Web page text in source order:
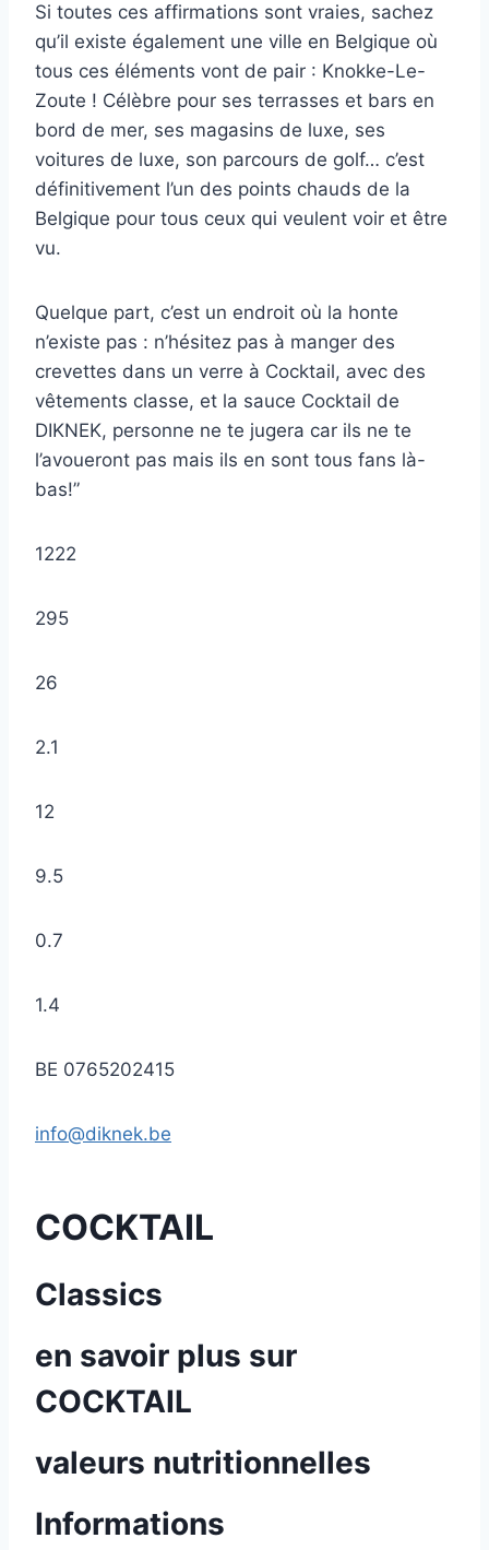
Si toutes ces affirmations sont vraies, sachez
qu’il existe également une ville en Belgique où
tous ces éléments vont de pair : Knokke-Le-
Zoute ! Célèbre pour ses terrasses et bars en
bord de mer, ses magasins de luxe, ses
voitures de luxe, son parcours de golf… c’est
définitivement l’un des points chauds de la
Belgique pour tous ceux qui veulent voir et être
vu.
Quelque part, c’est un endroit où la honte
n’existe pas : n’hésitez pas à manger des
crevettes dans un verre à Cocktail, avec des
vêtements classe, et la sauce Cocktail de
DIKNEK, personne ne te jugera car ils ne te
l’avoueront pas mais ils en sont tous fans là-
bas!”
1222
295
26
2.1
12
9.5
0.7
1.4
BE 0765202415
info@diknek.be
COCKTAIL
Classics
en savoir plus sur
COCKTAIL
valeurs nutritionnelles
Informations